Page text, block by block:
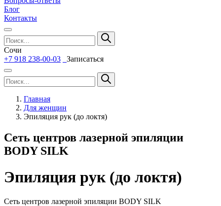
Блог
Контакты
Сочи
+7 918 238-00-03
Записаться
Главная
Для женщин
Эпиляция рук (до локтя)
Сеть центров лазерной эпиляции
BODY SILK
Эпиляция рук (до локтя)
Сеть центров лазерной эпиляции BODY SILK